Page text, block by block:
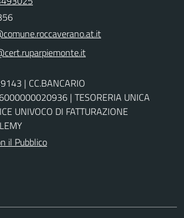
| CC.BANCARIO
| TESORERIA UNICA
UNIVOCO DI FATTURAZIONE
il Pubblico